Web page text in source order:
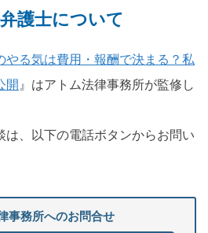
護士について
やる気は費用・報酬で決まる？私
開 』はアトム法律事務所が監修し
は、以下の電話ボタンからお問い
事務所へのお問合せ